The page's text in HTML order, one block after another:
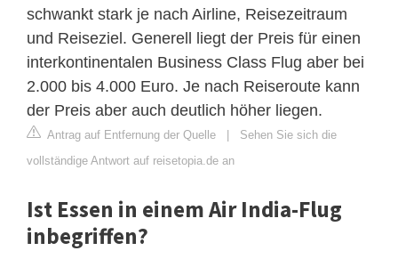
schwankt stark je nach Airline, Reisezeitraum
und Reiseziel. Generell liegt der Preis für einen
interkontinentalen Business Class Flug aber bei
2.000 bis 4.000 Euro. Je nach Reiseroute kann
der Preis aber auch deutlich höher liegen.
Antrag auf Entfernung der Quelle | Sehen Sie sich die
vollständige Antwort auf reisetopia.de an
Ist Essen in einem Air India-Flug
inbegriffen?